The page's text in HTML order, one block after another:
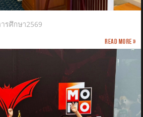
รศึกษา2569
Read more »